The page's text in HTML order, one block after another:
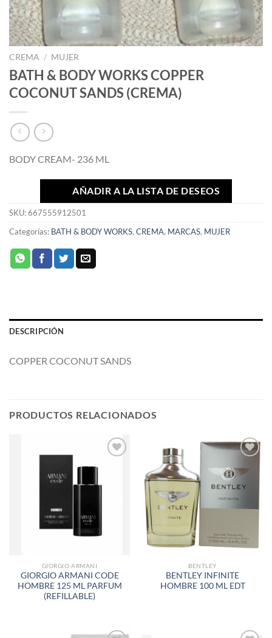
CREMA / MUJER
BATH & BODY WORKS COPPER
COCONUT SANDS (CREMA)
BODY CREAM- 236 ML
AÑADIR A LA LISTA DE DESEOS
SKU:667555912501
Categorías: BATH & BODY WORKS, CREMA, MARCAS, MUJER
DESCRIPCIÓN
COPPER COCONUT SANDS
PRODUCTOS RELACIONADOS
AÑADIR
LISTA
GIORGIO ARMANI
GIORGIO ARMANI CODE
HOMBRE 125 ML PARFUM
(REFILLABLE)
AÑADIR
A LA
LISTA
DE
DESEOS
BENTLEY
BENTLEY INFINITE
HOMBRE 100 ML EDT